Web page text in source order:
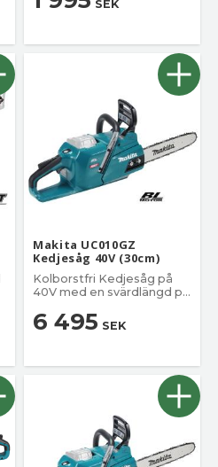
SEK
Makita UC010GZ
Kedjesåg 40V (30cm)
Kolborstfri Kedjesåg på
40V med en svärdlängd på
6 495 SEK